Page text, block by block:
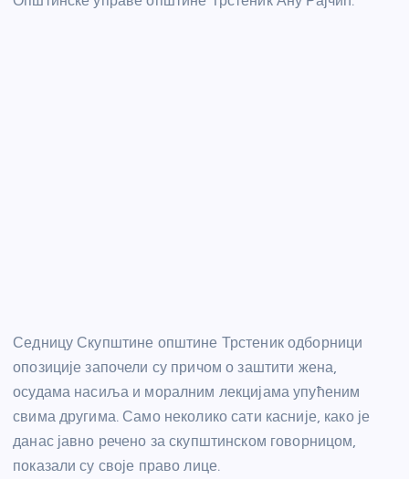
Седницу Скупштине општине Трстеник одборници
опозиције започели су причом о заштити жена,
осудама насиља и моралним лекцијама упућеним
свима другима. Само неколико сати касније, како је
данас јавно речено за скупштинском говорницом,
показали су своје право лице.